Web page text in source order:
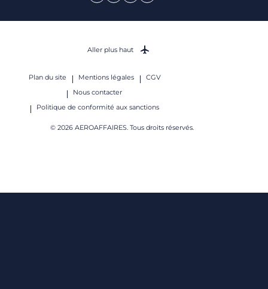
Plan du site Mentions légales
CGV
Nous contacter
Politique de conformité aux sanctions
© 2026 AEROAFFAIRES. Tous droits réservés.
Aller plus haut